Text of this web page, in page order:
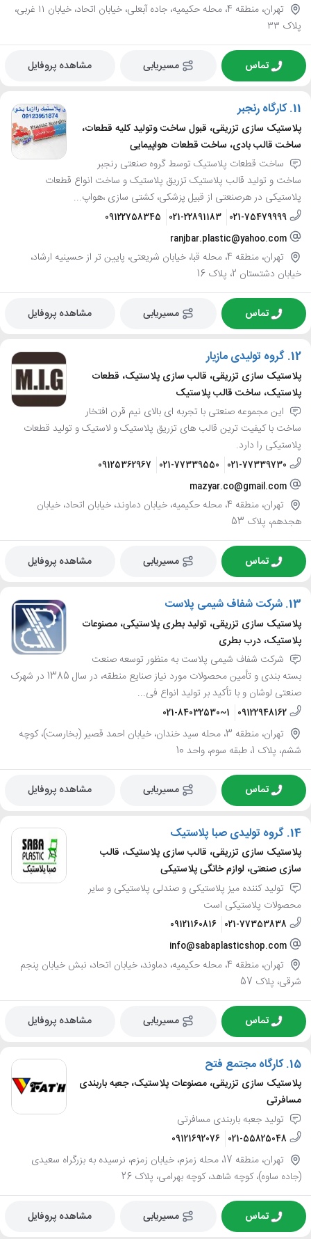
تهران، منطقه 4، محله حکیمیه، جاده آبعلی، خیابان اتحاد، خیابان ۱۱ غربی،
پلاک ۳۳
تماس مسیریابی مشاهده پروفایل
11. کارگاه رنجبر
پلاستیک سازی تزریقی، قبول ساخت وتولید کلیه قطعات،
ساخت قالب بادی، ساخت قطعات هواپیمایی
ساخت قطعات پلاستیک توسط گروه صنعتی رنجبر
ساخت و تولید قالب پلاستیک تزریق پلاستیک و ساخت انواع قطعات
پلاستیکی در هرصنعتی از قبیل پزشکی، کشتی سازی ،هواپ...
021-75479999
021-22891183
09122758345
ranjbar.plastic@yahoo.com
تهران، منطقه 4، محله قبا، خیابان شریعتی، پایین تر از حسینیه ارشاد،
خیابان دشتستان 2، پلاک 16
تماس مسیریابی مشاهده پروفایل
12. گروه تولیدی مازیار
پلاستیک سازی تزریقی، قالب سازی پلاستیک، قطعات
پلاستیک، ساخت قالب پلاستیک
این مجموعه صنعتی با تجربه ای بالای نیم قرن افتخار
ساخت با کیفیت ترین قالب های تزریق پلاستیک و لاستیک و تولید قطعات
پلاستیکی را دارد.
021-77339730
021-77339550
09125362967
mazyar.co@gmail.com
تهران، منطقه 4، محله حکیمیه، خیابان دماوند، خیابان اتحاد، خیابان
هجدهم، پلاک 53
تماس مسیریابی مشاهده پروفایل
13. شرکت شفاف شیمی پلاست
پلاستیک سازی تزریقی، تولید بطری پلاستیکی، مصنوعات
پلاستیک، درب بطری
شرکت شفاف شیمی پلاست به منظور توسعه صنعت
بسته بندی و تأمین محصولات مورد نیاز صنایع منطقه، در سال 1385 در شهرک
صنعتی لوشان و با تأکید بر تولید انواع فی...
09122948162
021-84032530~1
تهران، منطقه 3، محله سید خندان، خیابان احمد قصیر (بخارست)، کوچه
ششم، پلاک 1، طبقه سوم، واحد 10
تماس مسیریابی مشاهده پروفایل
14. گروه تولیدی صبا پلاستیک
پلاستیک سازی تزریقی، قالب سازی پلاستیک، قالب
سازی صنعتی، لوازم خانگی پلاستیکی
تولید کننده میز پلاستیکی و صندلی پلاستیکی و سایر
محصولات پلاستیکی است
021-77353838
09121160816
info@sabaplasticshop.com
تهران، منطقه 4، محله حکیمیه، دماوند، خیابان اتحاد، نبش خیابان پنجم
شرقی، پلاک 57
تماس مسیریابی مشاهده پروفایل
15. کارگاه مجتمع فتح
پلاستیک سازی تزریقی، مصنوعات پلاستیک، جعبه باربندی
مسافرتی
تولید جعبه باربندی مسافرتی
021-55825048
09121692076
تهران، منطقه 17، محله زمزم، خیابان زمزم، نرسیده به بزرگراه سعیدی
(جاده ساوه)، کوچه شاهد، کوچه بهرامی، پلاک 26
تماس مسیریابی مشاهده پروفایل